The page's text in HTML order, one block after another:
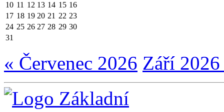
10 11 12 13 14 15 16
17 18 19 20 21 22 23
24 25 26 27 28 29 30
31
« Červenec 2026 Září